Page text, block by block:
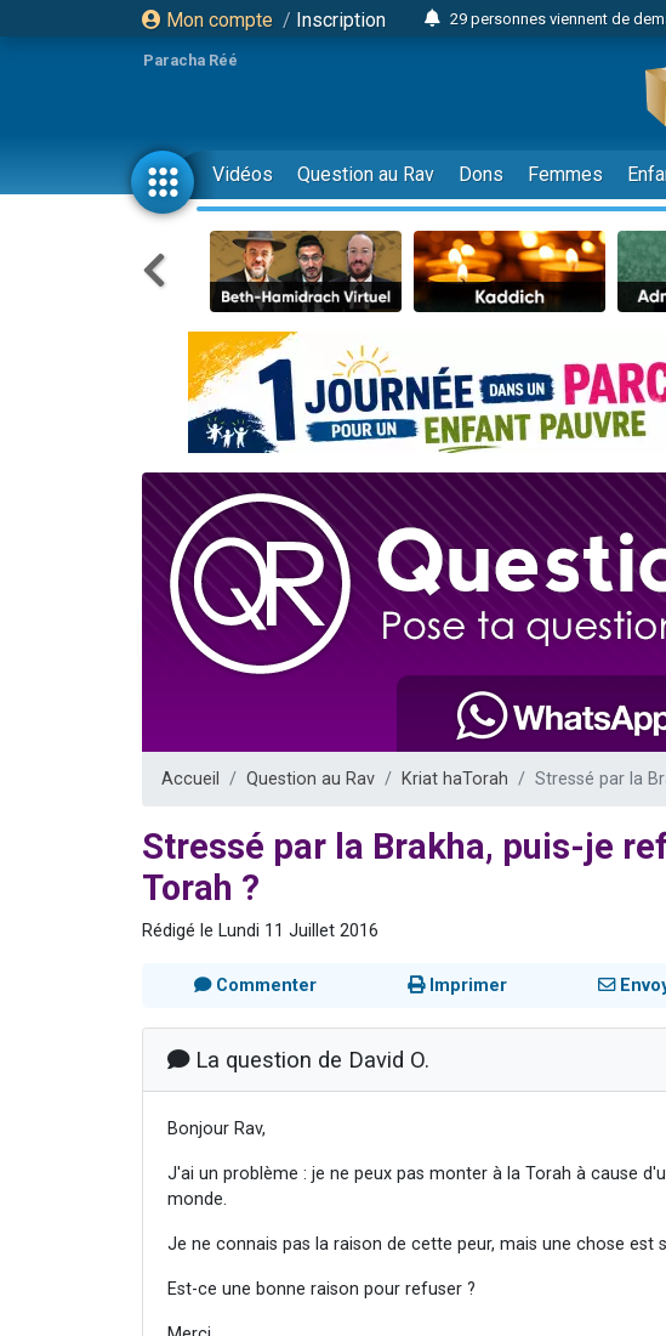
Mon compte / Inscription
29 personnes viennent de
16 personnes viennent
2 personnes viennent de
4 personnes viennent de
2 personnes viennent de
17 personnes viennent de
4 personnes viennent de
Eva vient de donner son
4 personnes viennent de
3 personnes viennent de
Odaya vient de donner son
3 personnes viennent de
2 personnes viennent de
13 personnes viennent de
30 personnes viennent
12 nouvelles musiques
Paracha Réé
Vidéos Question au Rav Dons Femmes
Accueil Question au Rav Kriat haTorah Stressé par la
Stressé par la Brakha, puis-je
Torah ?
Rédigé le Lundi 11 Juillet 2016
Commenter Imprimer
La question de David O.
Bonjour Rav,
J'ai un problème : je ne peux pas monter à la Torah à cause
monde.
Je ne connais pas la raison de cette peur, mais une chose est
Est-ce une bonne raison pour refuser ?